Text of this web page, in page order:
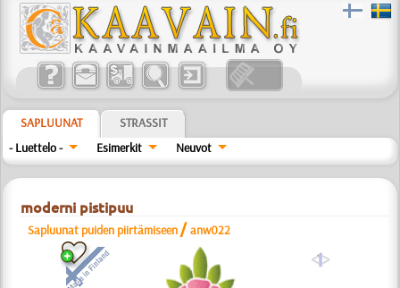
SAPLUUNAT
STRASSIT
- Luettelo -
Esimerkit Neuvot
moderni pistipuu
Sapluunat puiden piirtämiseen /anw022
a